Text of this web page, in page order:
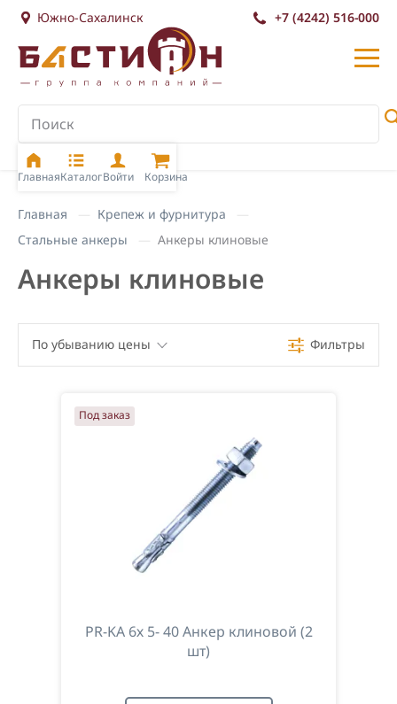
Южно-Сахалинск +7 (4242) 516-000
ГлавнаяКаталогВойти Корзина
Главная
Крепеж и фурнитура
Стальные анкеры
Анкеры клиновые
Анкеры клиновые
По убыванию цены
По возрастанию цены
Фильтры
PR-KA 6х 5- 40 Анкер клиновой (2
шт)
Под заказ